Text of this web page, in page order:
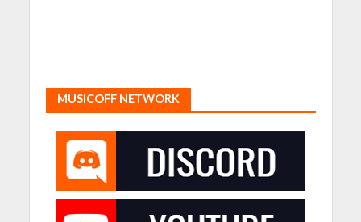
MUSICOFF NETWORK